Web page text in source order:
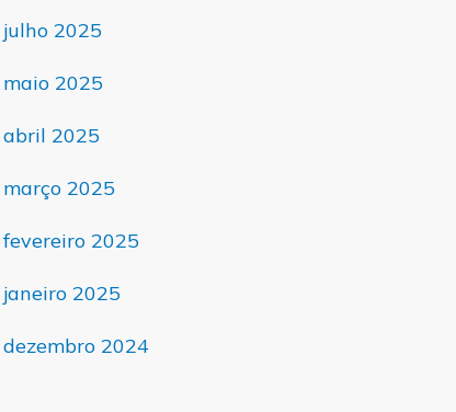
julho 2025
maio 2025
abril 2025
março 2025
fevereiro 2025
janeiro 2025
dezembro 2024